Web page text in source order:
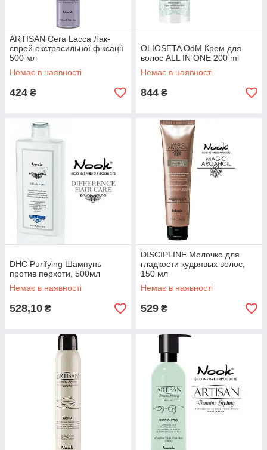
ARTISAN Cera Lacca Лак-
спрей екстрасильної фіксації
500 мл
Немає в наявності
424 ₴
OLIOSETA OdM Крем для
волос ALL IN ONE 200 ml
Немає в наявності
844 ₴
DHC Purifying Шампунь
против перхоти, 500мл
Немає в наявності
528,10 ₴
DISCIPLINE Молочко для
гладкости кудрявых волос,
150 мл
Немає в наявності
529 ₴